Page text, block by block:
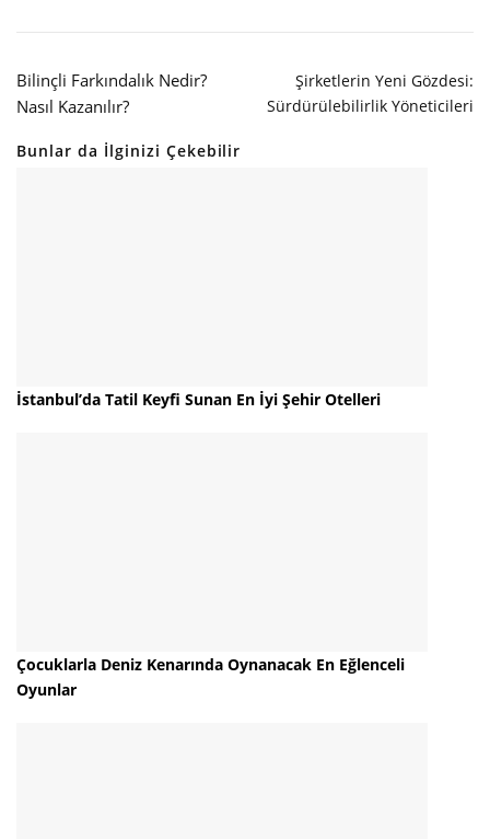
Bilinçli Farkındalık Nedir?
Nasıl Kazanılır?
Şirketlerin Yeni Gözdesi:
Sürdürülebilirlik Yöneticileri
Bunlar da İlginizi Çekebilir
İstanbul’da Tatil Keyfi Sunan En İyi Şehir Otelleri
Çocuklarla Deniz Kenarında Oynanacak En Eğlenceli
Oyunlar